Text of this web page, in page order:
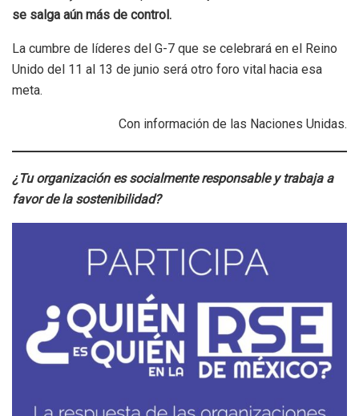
se salga aún más de control.
La cumbre de líderes del G-7 que se celebrará en el Reino
Unido del 11 al 13 de junio será otro foro vital hacia esa
meta.
Con información de las Naciones Unidas.
¿Tu organización es socialmente responsable y trabaja a
favor de la sostenibilidad?